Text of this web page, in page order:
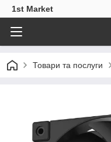
1st Market
Товари та послуги